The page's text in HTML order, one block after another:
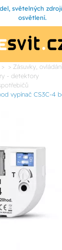
světelných
osvětlení.
> Zásuvky,
- detektory
vypínač CS3C-4